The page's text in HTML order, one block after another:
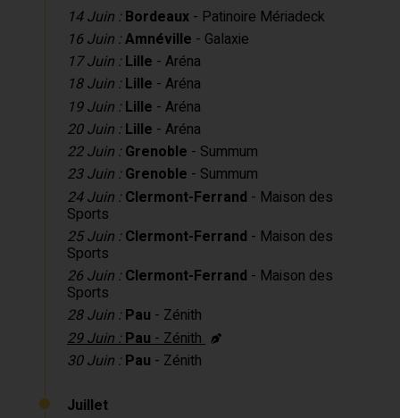
14 Juin : Bordeaux - Patinoire Mériadeck
16 Juin :Amnéville - Galaxie
17 Juin : Lille - Aréna
18 Juin : Lille - Aréna
19 Juin : Lille - Aréna
20 Juin : Lille - Aréna
22 Juin : Grenoble - Summum
23 Juin : Grenoble - Summum
24 Juin : Clermont-Ferrand
Sports
25 Juin : Clermont-Ferrand
Sports
26 Juin : Clermont-Ferrand
Sports
28 Juin : Pau - Zénith
29 Juin : Pau - Zénith
30 Juin : Pau - Zénith
Juillet